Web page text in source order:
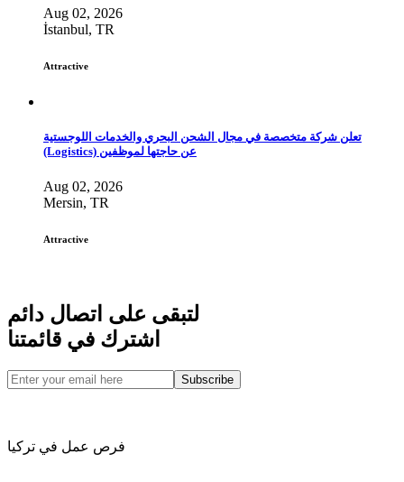
Aug 02, 2026
İstanbul, TR
Attractive
تعلن شركة متخصصة في مجال الشحن البحري والخدمات اللوجستية
(Logistics) عن حاجتها لموظفين
Aug 02, 2026
Mersin, TR
Attractive
لتبقى على اتصال دائم
اشترك في قائمتنا
Subscribe
فرص عمل في تركيا